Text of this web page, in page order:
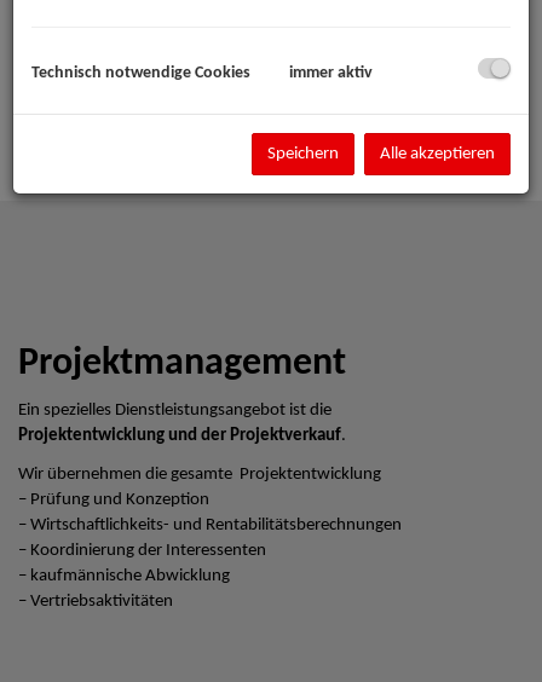
Projektmanagement
Ein spezielles Dienstleistungsangebot ist die
Projektentwicklung und der Projektverkauf.
Wir übernehmen die gesamte Projektentwicklung
– Prüfung und Konzeption
– Wirtschaftlichkeits- und Rentabilitätsberechnungen
– Koordinierung der Interessenten
– kaufmännische Abwicklung
– Vertriebsaktivitäten
Technisch notwendige Cookies immer aktiv
Speichern Alle akzeptieren